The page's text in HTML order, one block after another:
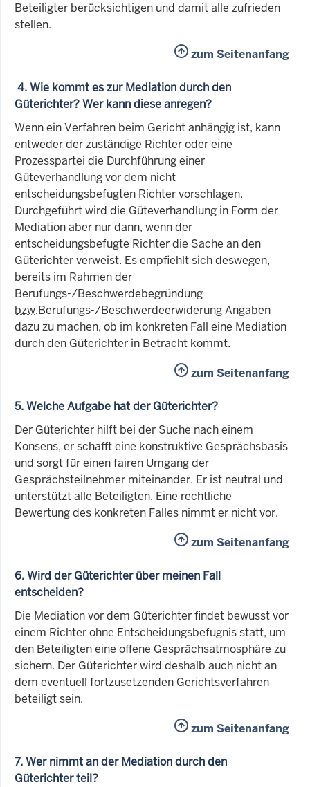
Beteiligter berücksichtigen und damit alle zufrieden
stellen.
zum Seitenanfang
4. Wie kommt es zur Mediation durch den
Güterichter? Wer kann diese anregen?
Wenn ein Verfahren beim Gericht anhängig ist, kann
entweder der zuständige Richter oder eine
Prozesspartei die Durchführung einer
Güteverhandlung vor dem nicht
entscheidungsbefugten Richter vorschlagen.
Durchgeführt wird die Güteverhandlung in Form der
Mediation aber nur dann, wenn der
entscheidungsbefugte Richter die Sache an den
Güterichter verweist. Es empfiehlt sich deswegen,
bereits im Rahmen der
Berufungs-/Beschwerdebegründung
bzw.Berufungs-/Beschwerdeerwiderung Angaben
dazu zu machen, ob im konkreten Fall eine Mediation
durch den Güterichter in Betracht kommt.
zum Seitenanfang
5. Welche Aufgabe hat der Güterichter?
Der Güterichter hilft bei der Suche nach einem
Konsens, er schafft eine konstruktive Gesprächsbasis
und sorgt für einen fairen Umgang der
Gesprächsteilnehmer miteinander. Er ist neutral und
unterstützt alle Beteiligten. Eine rechtliche
Bewertung des konkreten Falles nimmt er nicht vor.
zum Seitenanfang
6. Wird der Güterichter über meinen Fall
entscheiden?
Die Mediation vor dem Güterichter findet bewusst vor
einem Richter ohne Entscheidungsbefugnis statt, um
den Beteiligten eine offene Gesprächsatmosphäre zu
sichern. Der Güterichter wird deshalb auch nicht an
dem eventuell fortzusetzenden Gerichtsverfahren
beteiligt sein.
zum Seitenanfang
7. Wer nimmt an der Mediation durch den
Güterichter teil?